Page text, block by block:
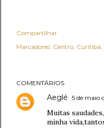
Compartilhar
Marcadores: Centro Curitiba
COMENTÁRIOS
Aeglé 5 de maio
Muitas
minha